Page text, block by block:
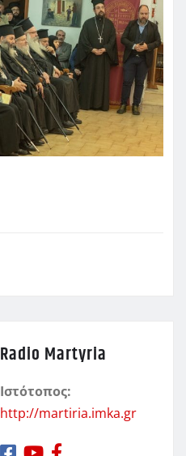
Radio Martyria
Ιστότοπος:
http://martiria.imka.gr